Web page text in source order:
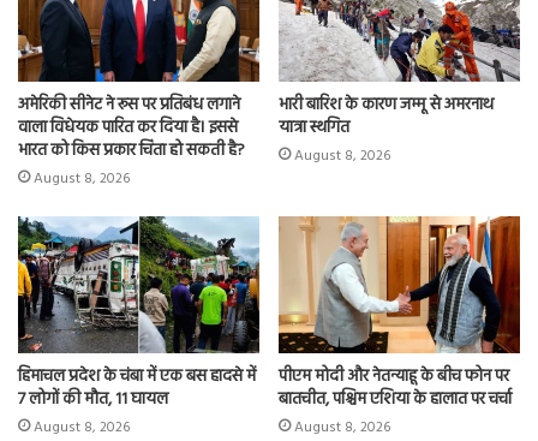
अमेरिकी सीनेट ने रूस पर प्रतिबंध लगाने
वाला विधेयक पारित कर दिया है। इससे
भारत को किस प्रकार चिंता हो सकती है?
August 8, 2026
भारी बारिश के कारण जम्मू से अमरनाथ
यात्रा स्थगित
August 8, 2026
हिमाचल प्रदेश के चंबा में एक बस हादसे में
7 लोगों की मौत, 11 घायल
August 8, 2026
पीएम मोदी और नेतन्याहू के बीच फोन पर
बातचीत, पश्चिम एशिया के हालात पर चर्चा
August 8, 2026